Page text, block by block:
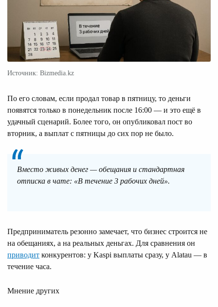
Источник: Bizmedia.kz
По его словам, если продал товар в пятницу, то деньги
появятся только в понедельник после 16:00 — и это ещё в
удачный сценарий. Более того, он опубликовал пост во
вторник, а выплат с пятницы до сих пор не было.
Вместо живых денег — обещания и стандартная
отписка в чате: «В течение 3 рабочих дней».
Предприниматель резонно замечает, что бизнес строится не
на обещаниях, а на реальных деньгах. Для сравнения он
приводит конкурентов: у Kaspi выплаты сразу, у Alatau — в
течение часа.
Мнение других